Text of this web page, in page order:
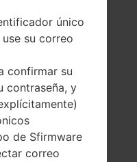
único
su correo
confirmar su
contraseña, y
de Sfirmware
correo